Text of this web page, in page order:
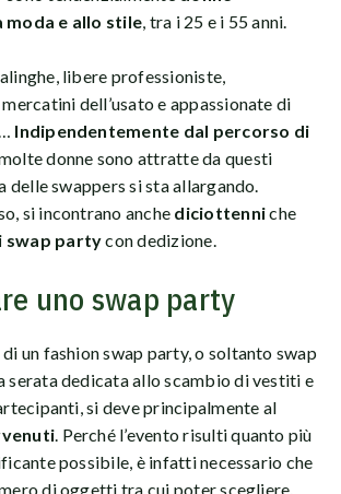
e allo stile, tra i 25 e i 55 anni.
libere professioniste,
dell’usato e appassionate di
Indipendentemente dal percorso di
donne sono attratte da questi
delle swappers si sta allargando.
si incontrano anche diciottenniche
swap partycon dedizione.
uno swap party
un fashion swap party, o soltanto swap
serata dedicata allo scambio di vestiti e
si deve principalmente al
. Perché l’evento risulti quanto più
possibile, è infatti necessario che
di oggetti tra cui poter scegliere.